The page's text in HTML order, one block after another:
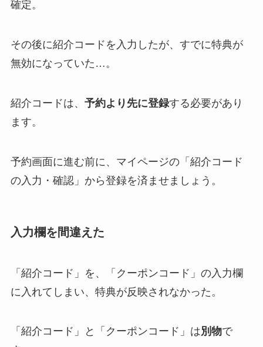
確定。
その後に紹介コードを入力したが、すでに特典が
無効になっていた…。
紹介コードは、 予約より先に登録する必要があり
ます。
予約画面に進む前に、マイページの「紹介コード
の入力・確認」から登録を済ませましょう。
入力欄を間違えた
「紹介コード」を、「クーポンコード」の入力欄
に入れてしまい、特典が反映されなかった。
「紹介コード」と「クーポンコード」は別物で